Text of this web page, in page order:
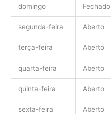
domingo Fechado
segunda-feira Aberto
terça-feira Aberto
quarta-feira Aberto
quinta-feira Aberto
sexta-feira Aberto